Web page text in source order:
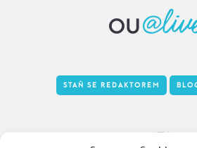
STAŇ SE REDAKTOREM